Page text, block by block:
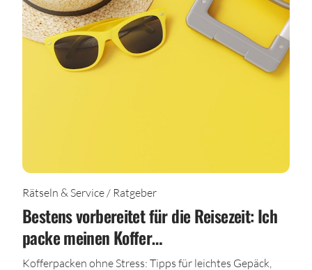
Rätseln & Service / Ratgeber
Bestens vorbereitet für die Reisezeit: Ich
packe meinen Koffer…
Kofferpacken ohne Stress: Tipps für leichtes Gepäck,